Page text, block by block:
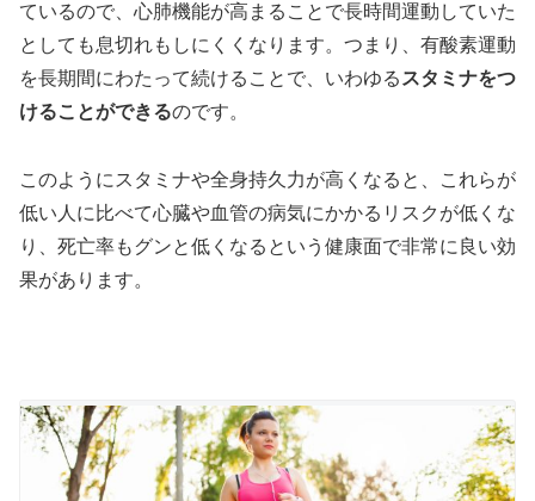
ているので、心肺機能が高まることで長時間運動していた
としても息切れもしにくくなります。つまり、有酸素運動
を長期間にわたって続けることで、いわゆるスタミナをつ
けることができるのです。
このようにスタミナや全身持久力が高くなると、これらが
低い人に比べて心臓や血管の病気にかかるリスクが低くな
り、死亡率もグンと低くなるという健康面で非常に良い効
果があります。